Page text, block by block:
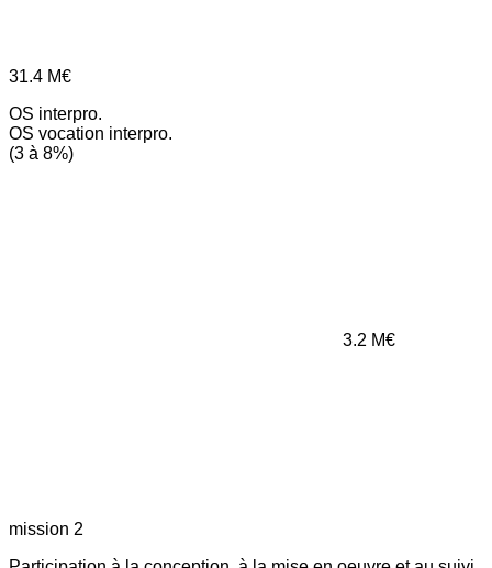
31.4 M€
OS interpro.
OS vocation interpro.
(3 à 8%)
3.2 M€
mission 2